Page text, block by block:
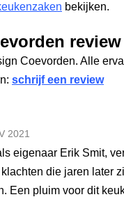
bekijken.
review
Coevorden. Alle
schrijf een review
2021
eigenaar Erik Smit,
die jaren later
Een pluim voor dit